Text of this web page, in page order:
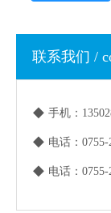
联系我们 /
◆ 手机：
◆ 电话：
◆ 电话：0755-